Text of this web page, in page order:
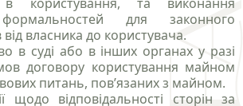
для законного
власника до користувача.
в суді або в інших органах у разі
договору користування майном
питань, пов’язаних з майном.
щодо відповідальності сторін за